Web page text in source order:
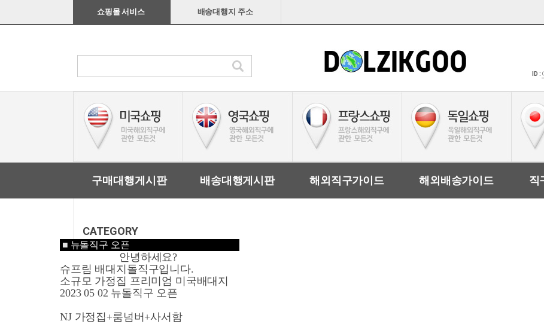
■ 뉴돌직구 오픈
안녕하세요?
슈프림 배대지돌직구입니다.
소규모 가정집 프리미엄 미국배대지
2023 05 02 뉴돌직구 오픈
NJ 가정집+룸넘버+사서함
쇼핑몰 서비스 배송대행지 주소
ID :
구매대행게시판 배송대행게시판 해외직구가이드 해외배송가이드 직
CATEGORY
미국쇼핑
영국쇼핑